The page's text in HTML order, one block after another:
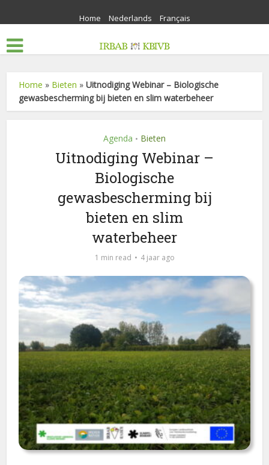
Home Nederlands Français
Home » Bieten »Uitnodiging Webinar – Biologische
gewasbescherming bij bieten en slim waterbeheer
Agenda • Bieten
Uitnodiging Webinar –
Biologische
gewasbescherming bij
bieten en slim
waterbeheer
1 min read 4 jaar ago